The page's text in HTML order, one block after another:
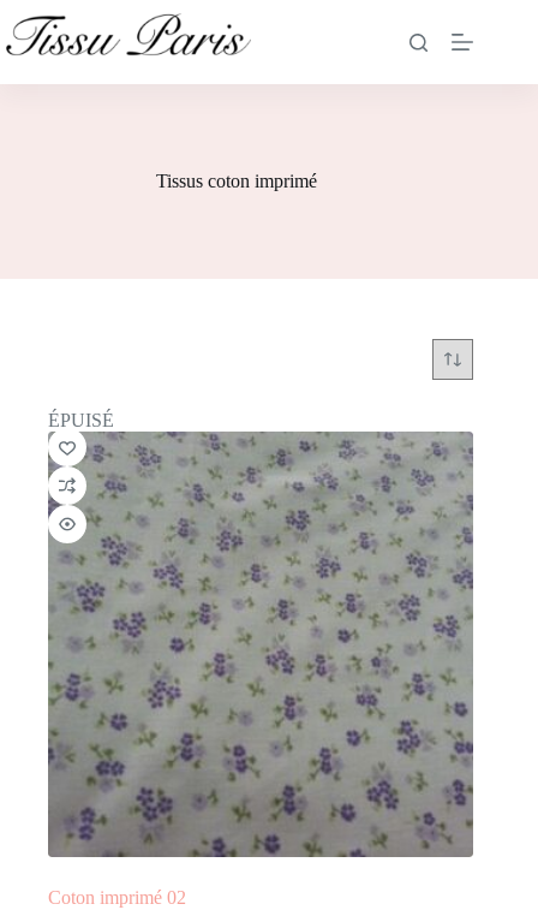
Tissus coton imprimé
ÉPUISÉ
Coton imprimé 02